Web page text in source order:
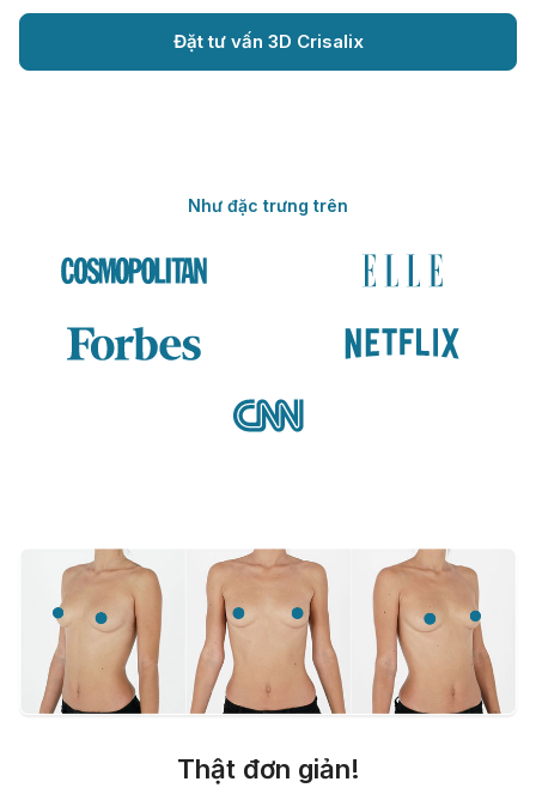
Đặt tư vấn 3D Crisalix
Như đặc trưng trên
Thật đơn giản!